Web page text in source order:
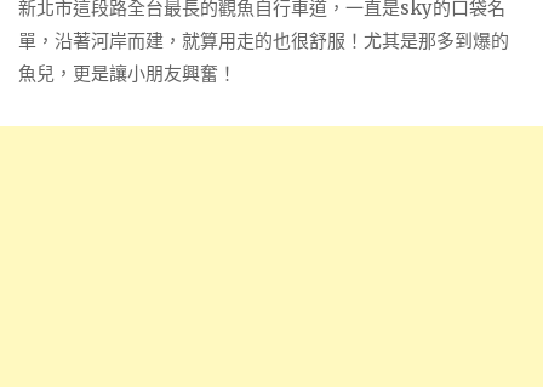
新北市這段路全台最長的觀魚自行車道，一直是sky的口袋名
單，沿著河岸而建，就算用走的也很舒服！尤其是那多到爆的
魚兒，更是讓小朋友興奮！